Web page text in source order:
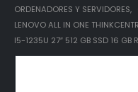
ORDENADORES Y SERVIDORES,
LENOVO ALL IN ONE
I5-1235U 27″ 512 GB SSD 16 GB